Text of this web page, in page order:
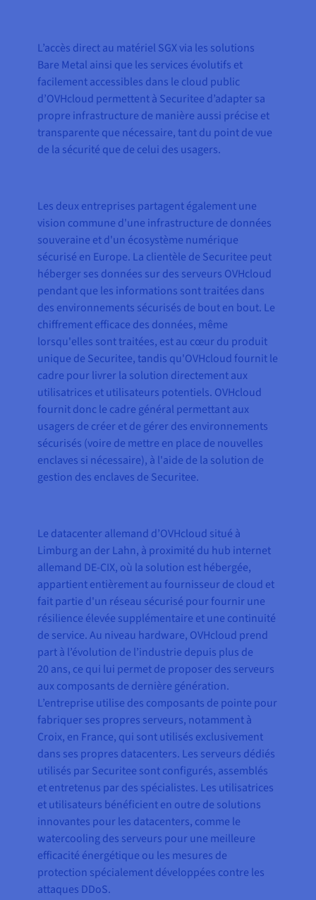
L’accès direct au matériel SGX via les solutions
Bare Metal ainsi que les services évolutifs et
facilement accessibles dans le cloud public
d’OVHcloud permettent à Securitee d’adapter sa
propre infrastructure de manière aussi précise et
transparente que nécessaire, tant du point de vue
de la sécurité que de celui des usagers.
Les deux entreprises partagent également une
vision commune d'une infrastructure de données
souveraine et d'un écosystème numérique
sécurisé en Europe. La clientèle de Securitee peut
héberger ses données sur des serveurs OVHcloud
pendant que les informations sont traitées dans
des environnements sécurisés de bout en bout. Le
chiffrement efficace des données, même
lorsqu'elles sont traitées, est au cœur du produit
unique de Securitee, tandis qu'OVHcloud fournit le
cadre pour livrer la solution directement aux
utilisatrices et utilisateurs potentiels. OVHcloud
fournit donc le cadre général permettant aux
usagers de créer et de gérer des environnements
sécurisés (voire de mettre en place de nouvelles
enclaves si nécessaire), à l'aide de la solution de
gestion des enclaves de Securitee.
Le datacenter allemand d’OVHcloud situé à
Limburg an der Lahn, à proximité du hub internet
allemand DE-CIX, où la solution est hébergée,
appartient entièrement au fournisseur de cloud et
fait partie d'un réseau sécurisé pour fournir une
résilience élevée supplémentaire et une continuité
de service. Au niveau hardware, OVHcloud prend
part à l’évolution de l’industrie depuis plus de
20 ans, ce qui lui permet de proposer des serveurs
aux composants de dernière génération.
L’entreprise utilise des composants de pointe pour
fabriquer ses propres serveurs, notamment à
Croix, en France, qui sont utilisés exclusivement
dans ses propres datacenters. Les serveurs dédiés
utilisés par Securitee sont configurés, assemblés
et entretenus par des spécialistes. Les utilisatrices
et utilisateurs bénéficient en outre de solutions
innovantes pour les datacenters, comme le
watercooling des serveurs pour une meilleure
efficacité énergétique ou les mesures de
protection spécialement développées contre les
attaques DDoS.